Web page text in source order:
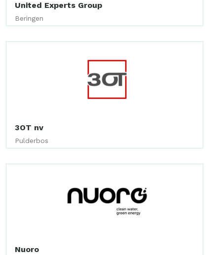
United Experts Group
Beringen
3OT nv
Pulderbos
Nuoro